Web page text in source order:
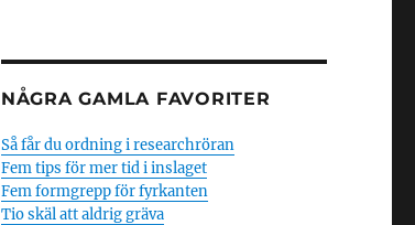
NÅGRA GAMLA FAVORITER
Så får du ordning i researchröran
Fem tips för mer tid i inslaget
Fem formgrepp för fyrkanten
Tio skäl att aldrig gräva